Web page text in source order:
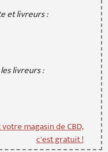
et livreurs :
livreurs :
magasin de CBD,
c'est gratuit !